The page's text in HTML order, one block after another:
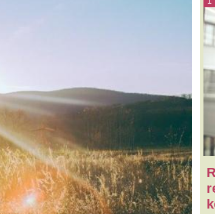
a hőségben
miatt, miközben az
küzdenek.
keresek
Napilapunk felületeinek az